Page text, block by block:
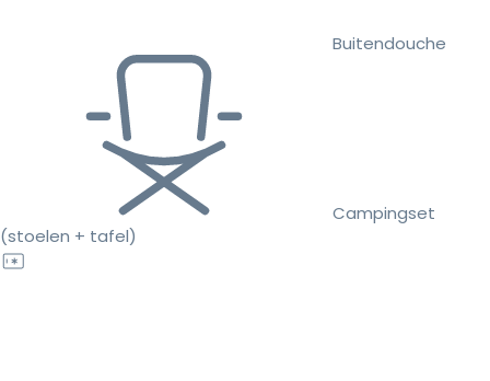
Buitendouche
Campingset
(stoelen + tafel)